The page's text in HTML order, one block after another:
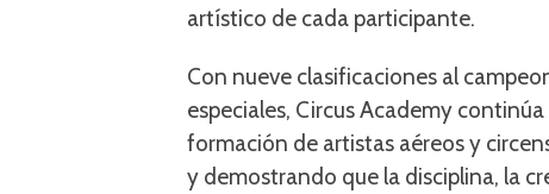
artístico de cada participante.
Con nueve clasificaciones al
especiales, Circus Academy
formación de artistas aéreos y
y demostrando que la disciplina, la